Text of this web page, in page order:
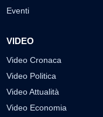
Eventi
VIDEO
Video Cronaca
Video Politica
Video Attualità
Video Economia